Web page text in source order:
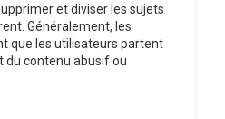
et diviser les sujets
Généralement, les
que les utilisateurs partent
du contenu abusif ou